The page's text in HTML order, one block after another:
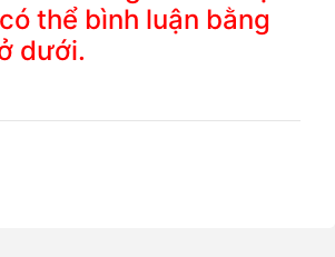
thể bình luận bằng
dưới.